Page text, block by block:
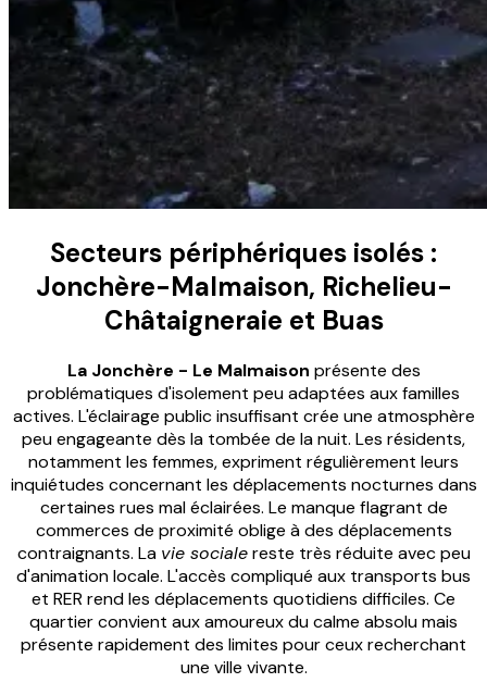
Secteurs périphériques isolés :
Jonchère-Malmaison, Richelieu-
Châtaigneraie et Buas
La Jonchère - Le Malmaison présente des
problématiques d'isolement peu adaptées aux familles
actives. L'éclairage public insuffisant crée une atmosphère
peu engageante dès la tombée de la nuit. Les résidents,
notamment les femmes, expriment régulièrement leurs
inquiétudes concernant les déplacements nocturnes dans
certaines rues mal éclairées. Le manque flagrant de
commerces de proximité oblige à des déplacements
contraignants. La vie socialereste très réduite avec peu
d'animation locale. L'accès compliqué aux transports bus
et RER rend les déplacements quotidiens difficiles. Ce
quartier convient aux amoureux du calme absolu mais
présente rapidement des limites pour ceux recherchant
une ville vivante.